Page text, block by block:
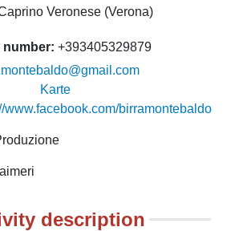
Veronese (Verona)
number +393405329879
Karte
www.facebook.com/birramontebaldo
description